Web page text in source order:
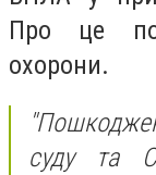
Про це
охорони.
суду та